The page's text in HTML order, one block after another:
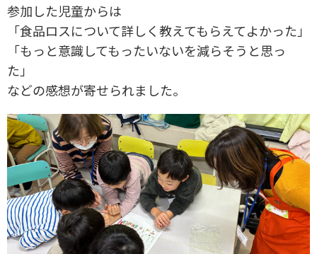
参加した児童からは
「食品ロスについて詳しく教えてもらえてよかった」
「もっと意識してもったいないを減らそうと思っ
た」
などの感想が寄せられました。